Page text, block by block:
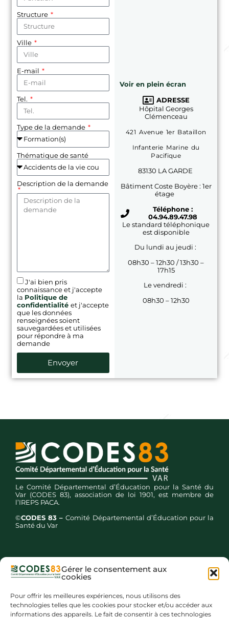
Gérer le consentement aux
cookies
Pour offrir les meilleures expériences, nous utilisons des
technologies telles que les cookies pour stocker et/ou accéder aux
informations des appareils. Le fait de consentir à ces technologies
Structure
Ville
E-mail
Tel.
Type de la demande
Thématique de santé
Description de la demande
J'ai bien pris
connaissance et j'accepte
la Politique de
confidentialité et j'accepte
que les données
renseignées soient
sauvegardées et utilisées
pour répondre à ma
demande
Envoyer
Voir en plein écran
ADRESSE
Hôpital Georges
Clémenceau
421 Avenue 1er Bataillon
Infanterie Marine du
Pacifique
83130 LA GARDE
Bâtiment Coste Boyère : 1er
étage
Téléphone :
04.94.89.47.98
Le standard téléphonique
est disponible
Du lundi au jeudi :
08h30 – 12h30 / 13h30 –
17h15
Le vendredi :
08h30 – 12h30
Le Comité Départemental d’Éducation pour la Santé du
Var (CODES 83), association de loi 1901, est membre de
l’IREPS PACA.
©CODES 83 –Comité Départemental d’Éducation pour la
Santé du Var
Inscription newsletters